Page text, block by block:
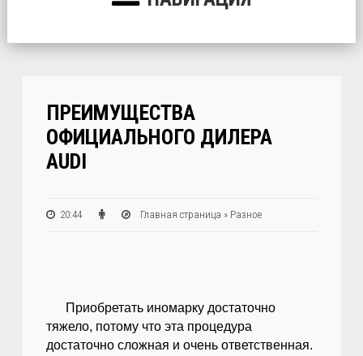
ПРЕИМУЩЕСТВА
ОФИЦИАЛЬНОГО ДИЛЕРА
AUDI
20:44 Главная страница » Разное
Приобретать иномарку достаточно
тяжело, потому что эта процедура
достаточно сложная и очень ответственная.